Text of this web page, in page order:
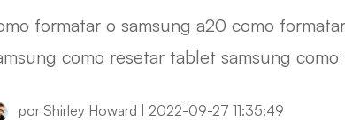
formatar o samsung a20 como formatar o celular
como resetar tablet samsung
por Shirley Howard | 2022-09-27 11:35:49